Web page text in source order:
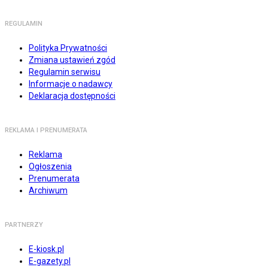
REGULAMIN
Polityka Prywatności
Zmiana ustawień zgód
Regulamin serwisu
Informacje o nadawcy
Deklaracja dostępności
REKLAMA I PRENUMERATA
Reklama
Ogłoszenia
Prenumerata
Archiwum
PARTNERZY
E-kiosk.pl
E-gazety.pl